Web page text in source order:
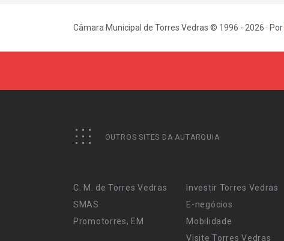
Câmara Municipal de Torres Vedras © 1996 - 2026 · Por
OUTROS SITES DA AUTARQUIA
C. M. de Torres Vedras
SMAS
Promotorres, EM
Investir Torres Vedras
E-negócios
Mobilidade
Visite Torres Vedras